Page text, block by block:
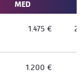
MED
1.475 € 2
1.200 €